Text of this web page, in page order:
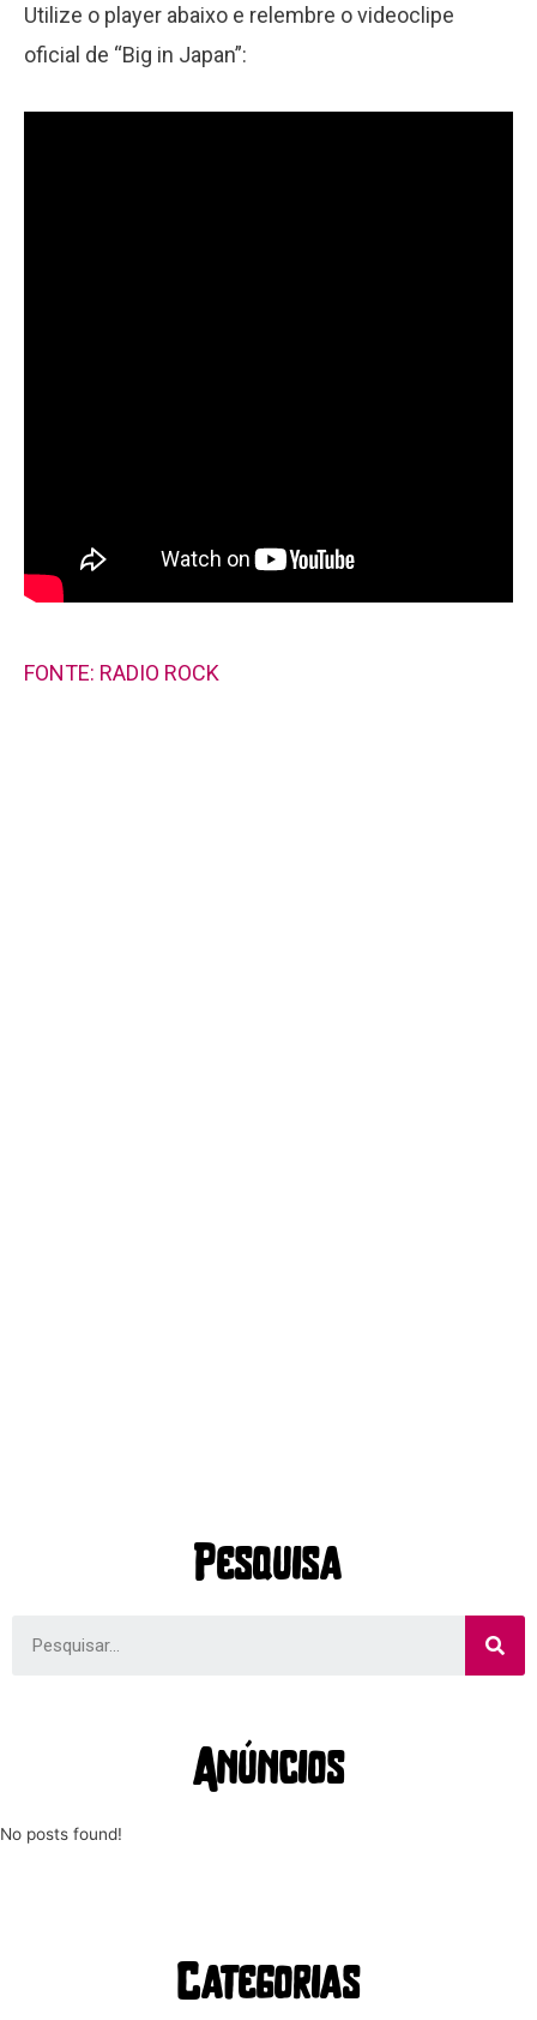
Utilize o player abaixo e relembre o videoclipe
oficial de “Big in Japan”:
FONTE: RADIO ROCK
Pesquisa
Anúncios
No posts found!
Categorias